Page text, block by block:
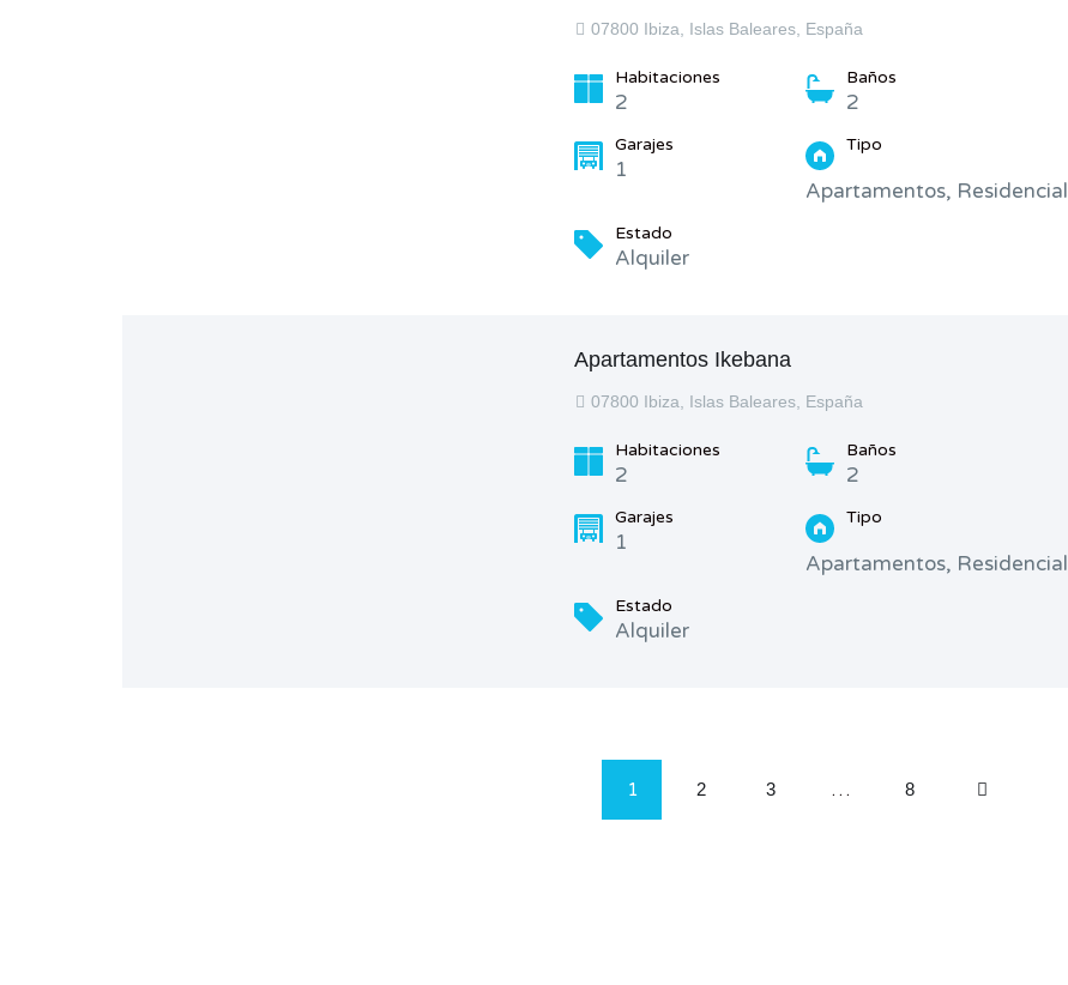
07800 Ibiza, Islas Baleares, España
Habitaciones
2
Baños
2
Garajes
1
Tipo
Apartamentos, Residencial
Estado
Alquiler
Apartamentos Ikebana
07800 Ibiza, Islas Baleares, España
Habitaciones
2
Baños
2
Garajes
1
Tipo
Apartamentos, Residencial
Estado
Alquiler
1 2 3 … 8